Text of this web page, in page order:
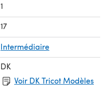
1
17
Intermédiaire
DK
Voir DK Tricot Modèles